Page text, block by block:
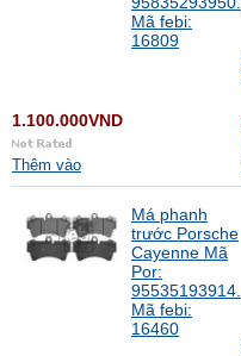
Mã febi:
16809
1.100.000VND
Thêm vào
Má phanh
trước Porsche
Cayenne Mã
Por:
95535193914.
Mã febi:
16460